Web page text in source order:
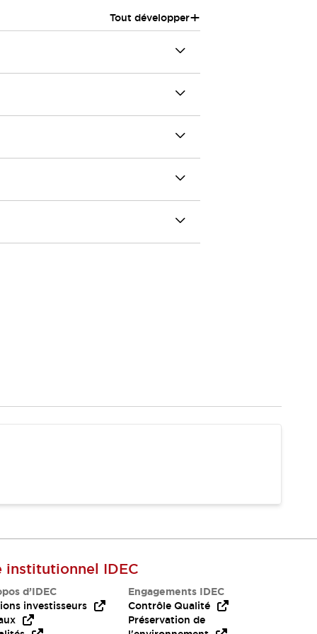
Tout développer+
institutionnel IDEC
d’IDEC
investisseurs
Engagements IDEC
Contrôle Qualité
Préservation de